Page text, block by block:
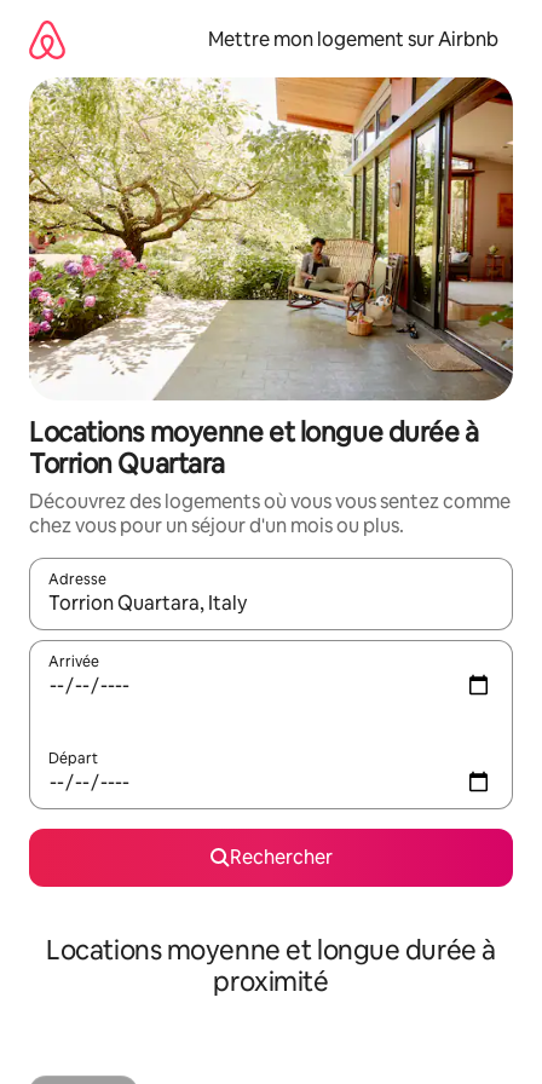
directement
contenu
Mettre mon logement sur Airbnb
Locations moyenne et longue durée à
Torrion Quartara
Découvrez des logements où vous vous sentez comme
chez vous pour un séjour d'un mois ou plus.
Adresse
Lorsque les résultats s'affichent, utilisez les flèches vers le
Arrivée
Départ
Rechercher
Locations moyenne et longue durée à
proximité